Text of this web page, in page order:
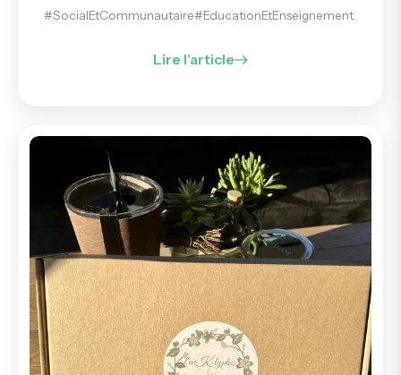
#SocialEtCommunautaire#EducationEtEnseignement
Lire l'article